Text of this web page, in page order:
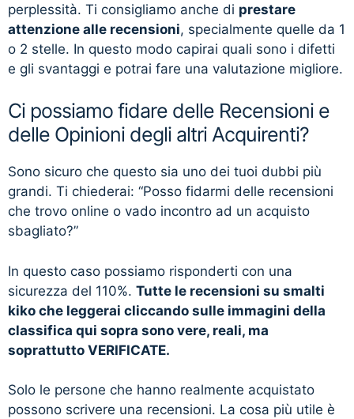
perplessità. Ti consigliamo anche di prestare
attenzione alle recensioni, specialmente quelle da 1
o 2 stelle. In questo modo capirai quali sono i difetti
e gli svantaggi e potrai fare una valutazione migliore.
Ci possiamo fidare delle Recensioni e
delle Opinioni degli altri Acquirenti?
Sono sicuro che questo sia uno dei tuoi dubbi più
grandi. Ti chiederai: “Posso fidarmi delle recensioni
che trovo online o vado incontro ad un acquisto
sbagliato?”
In questo caso possiamo risponderti con una
sicurezza del 110%. Tutte le recensioni su smalti
kiko che leggerai cliccando sulle immagini della
classifica qui sopra sono vere, reali, ma
soprattutto VERIFICATE.
Solo le persone che hanno realmente acquistato
possono scrivere una recensioni. La cosa più utile è